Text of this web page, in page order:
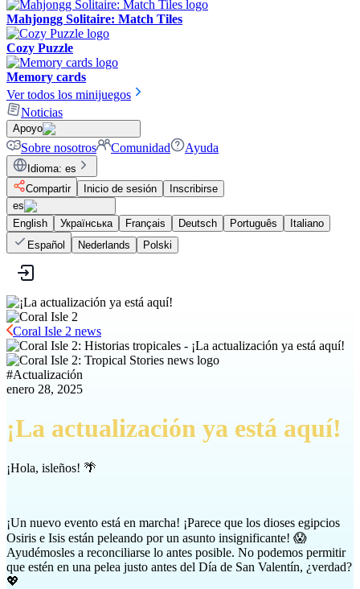
Mahjongg Solitaire: Match Tiles
Cozy Puzzle
Memory cards
Ver todos los minijuegos
Noticias
Apoyo
Sobre nosotros Comunidad Ayuda
Idioma: es
Compartir
Inicio de sesión
Inscribirse
es
English
Українська Français Deutsch Português
Italiano
Español
Nederlands Polski
Coral Isle 2 news
#Actualización
enero 28, 2025
¡La actualización ya está aquí!
¡Hola, isleños! 🌴
¡Un nuevo evento está en marcha! ¡Parece que los dioses egipcios
Osiris e Isis están peleando por un asunto insignificante! 😱
Ayudémosles a reconciliarse lo antes posible. No podemos permitir
que estén en una pelea justo antes del Día de San Valentín, ¿verdad?
💖